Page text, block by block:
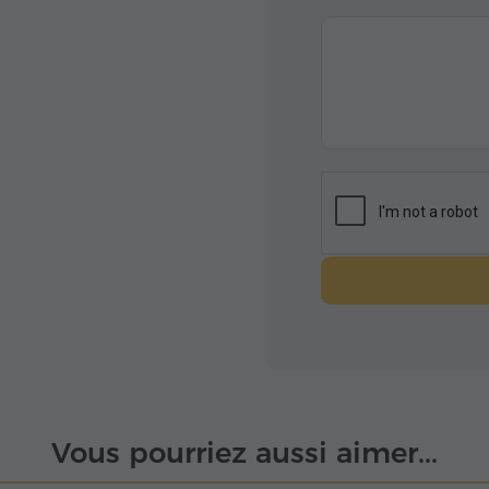
Vous pourriez aussi aimer...